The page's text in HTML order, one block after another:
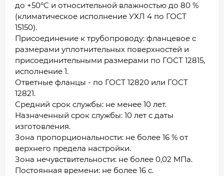
до +50°С и относительной влажностью до 80 %
(климатическое исполнение УХЛ 4 по ГОСТ
15150).
Присоединение к трубопроводу: фланцевое с
размерами уплотнительных поверхностей и
присоединительными размерами по ГОСТ 12815,
исполнение 1.
Ответные фланцы - по ГОСТ 12820 или ГОСТ
12821.
Средний срок службы: не менее 10 лет.
Назначенный срок службы: 10 лет с даты
изготовления.
Зона пропорциональности: не более 16 % от
верхнего предела настройки.
Зона нечувствительности: не более 0,02 МПа.
Постоянная времени: не более 16 с.